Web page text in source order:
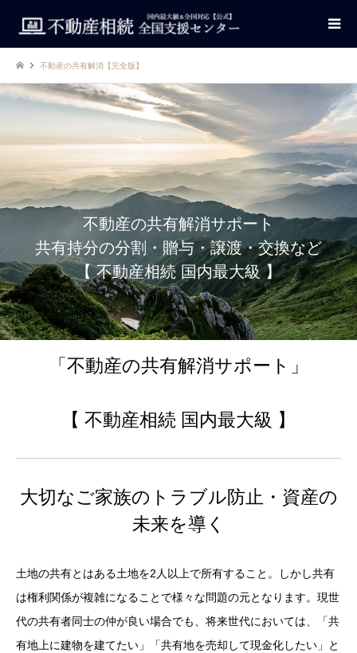
不動産の共有解消【完全版】
不動産の共有解消サポート
共有持分の分割・贈与・譲渡・交換など
【 不動産相続 国内最大級 】
「不動産の共有解消サポート」
【 不動産相続 国内最大級 】
大切なご家族のトラブル防止・資産の
未来を導く
土地の共有とはある土地を2人以上で所有すること。しかし共有
は権利関係が複雑になることで様々な問題の元となります。現世
代の共有者同士の仲が良い場合でも、将来世代においては、「共
有地上に建物を建てたい」「共有地を売却して現金化したい」と